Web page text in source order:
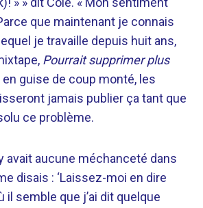
que maintenant je connais
je travaille depuis huit ans,
Pourrait supprimer plus
guise de coup monté, les
jamais publier ça tant que
ce problème.
avait aucune méchanceté dans
disais : ‘Laissez-moi en dire
il semble que j’ai dit quelque